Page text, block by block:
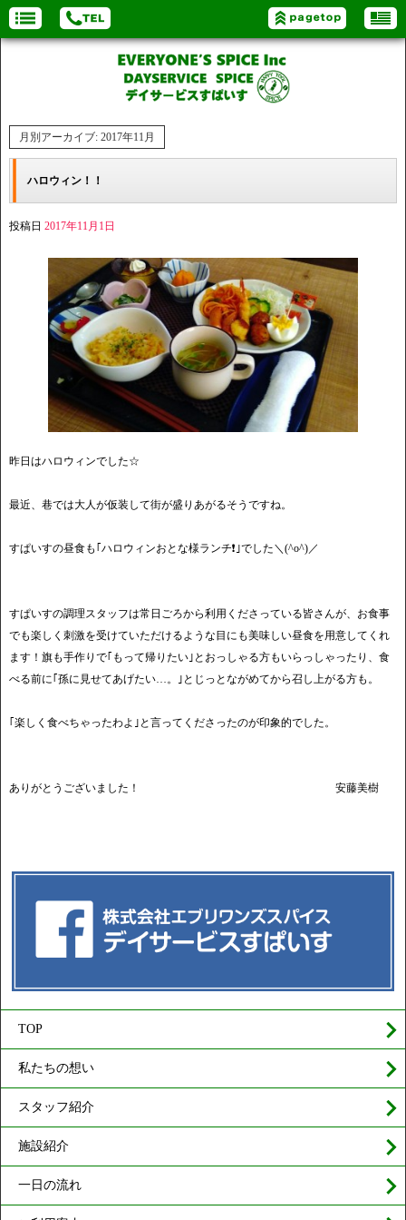
月別アーカイブ: 2017年11月
ハロウィン！！
投稿日 2017年11月1日
昨日はハロウィンでした☆
最近、巷では大人が仮装して街が盛りあがるそうですね。
すぱいすの昼食も｢ハロウィンおとな様ランチ❗｣でした＼(^o^)／
すぱいすの調理スタッフは常日ごろから利用くださっている皆さんが、お食事
でも楽しく刺激を受けていただけるような目にも美味しい昼食を用意してくれ
ます！旗も手作りで｢もって帰りたい｣とおっしゃる方もいらっしゃったり、食
べる前に｢孫に見せてあげたい…。｣とじっとながめてから召し上がる方も。
｢楽しく食べちゃったわよ｣と言ってくださったのが印象的でした。
ありがとうございました！ 安藤美樹
TOP
私たちの想い
スタッフ紹介
施設紹介
一日の流れ